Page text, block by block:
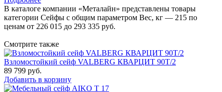
В каталоге компании «Металайн» представлены товары
категории Сейфы с общим параметром Вес, кг — 215 по
ценам от 226 015 до 293 335 руб.
Смотрите также
Взломостойкий сейф VALBERG КВАРЦИТ 90Т/2
89 799 руб.
Добавить в корзину